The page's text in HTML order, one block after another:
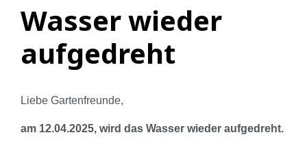
Wasser wieder
aufgedreht
Liebe Gartenfreunde,
am 12.04.2025, wird das Wasser wieder aufgedreht.